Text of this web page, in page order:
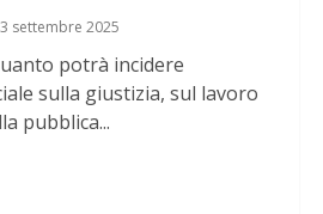
3 settembre 2025
potrà incidere
sulla giustizia, sul lavoro
pubblica...